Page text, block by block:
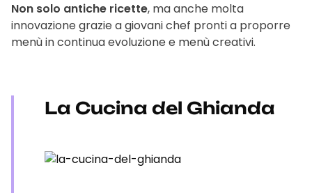
Non solo antiche ricette, ma anche molta
innovazione grazie a giovani chef pronti a proporre
menù in continua evoluzione e menù creativi.
La Cucina del Ghianda